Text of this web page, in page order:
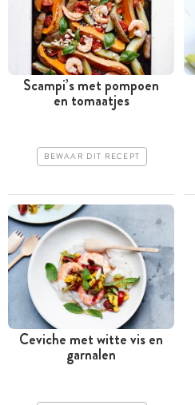
Scampi’s met pompoen
en tomaatjes
BEWAAR DIT RECEPT
Ceviche met witte vis en
garnalen